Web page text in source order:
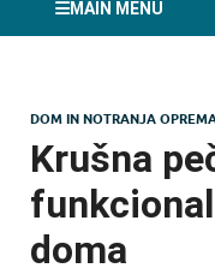
MAIN MENU
DOM IN NOTRANJA
Krušna
doma